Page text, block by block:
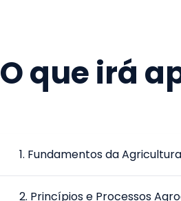
O que irá
1. Fundamentos da
2. Princípios e Processos